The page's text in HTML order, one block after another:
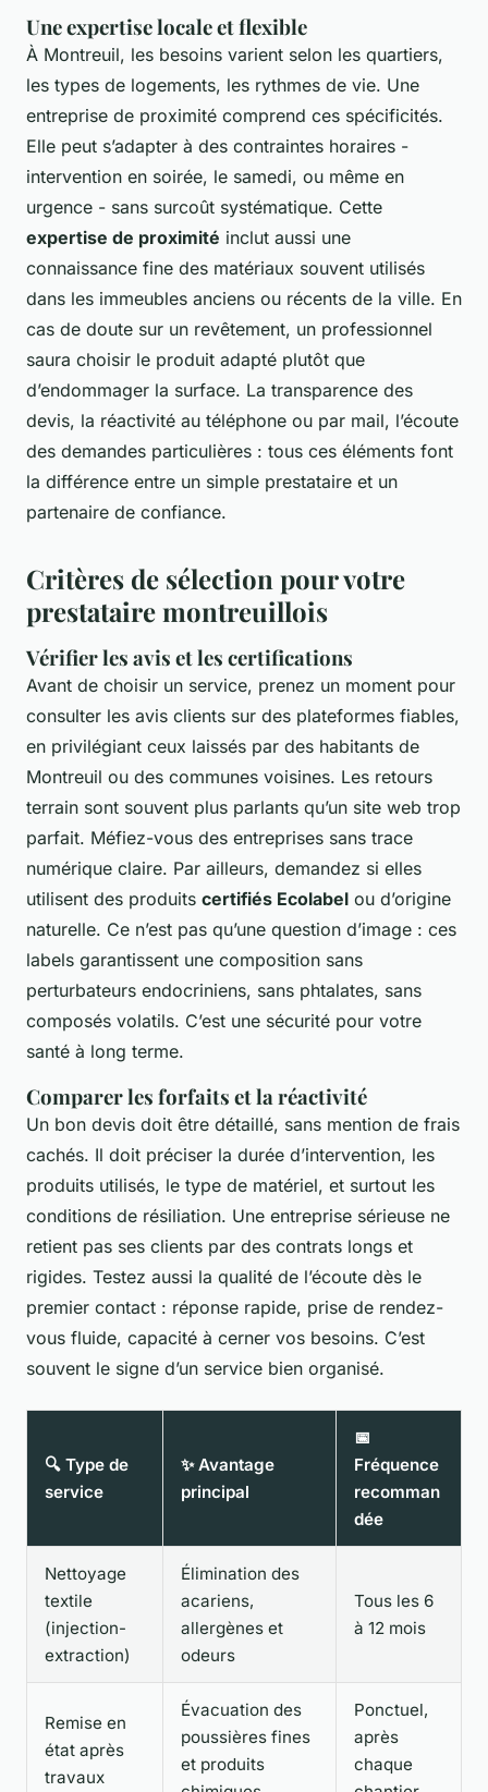
Une expertise locale et flexible
À Montreuil, les besoins varient selon les quartiers,
les types de logements, les rythmes de vie. Une
entreprise de proximité comprend ces spécificités.
Elle peut s’adapter à des contraintes horaires -
intervention en soirée, le samedi, ou même en
urgence - sans surcoût systématique. Cette
expertise de proximité inclut aussi une
connaissance fine des matériaux souvent utilisés
dans les immeubles anciens ou récents de la ville. En
cas de doute sur un revêtement, un professionnel
saura choisir le produit adapté plutôt que
d’endommager la surface. La transparence des
devis, la réactivité au téléphone ou par mail, l’écoute
des demandes particulières : tous ces éléments font
la différence entre un simple prestataire et un
partenaire de confiance.
Critères de sélection pour votre
prestataire montreuillois
Vérifier les avis et les certifications
Avant de choisir un service, prenez un moment pour
consulter les avis clients sur des plateformes fiables,
en privilégiant ceux laissés par des habitants de
Montreuil ou des communes voisines. Les retours
terrain sont souvent plus parlants qu’un site web trop
parfait. Méfiez-vous des entreprises sans trace
numérique claire. Par ailleurs, demandez si elles
utilisent des produits certifiés Ecolabel ou d’origine
naturelle. Ce n’est pas qu’une question d’image : ces
labels garantissent une composition sans
perturbateurs endocriniens, sans phtalates, sans
composés volatils. C’est une sécurité pour votre
santé à long terme.
Comparer les forfaits et la réactivité
Un bon devis doit être détaillé, sans mention de frais
cachés. Il doit préciser la durée d’intervention, les
produits utilisés, le type de matériel, et surtout les
conditions de résiliation. Une entreprise sérieuse ne
retient pas ses clients par des contrats longs et
rigides. Testez aussi la qualité de l’écoute dès le
premier contact : réponse rapide, prise de rendez-
vous fluide, capacité à cerner vos besoins. C’est
souvent le signe d’un service bien organisé.
🔍 Type de
service
✨ Avantage
principal
📅
Fréquence
recomman
dée
Nettoyage
textile
(injection-
extraction)
Élimination des
acariens,
allergènes et
odeurs
Tous les 6
à 12 mois
Remise en
état après
travaux
Évacuation des
poussières fines
et produits
Ponctuel,
après
chaque